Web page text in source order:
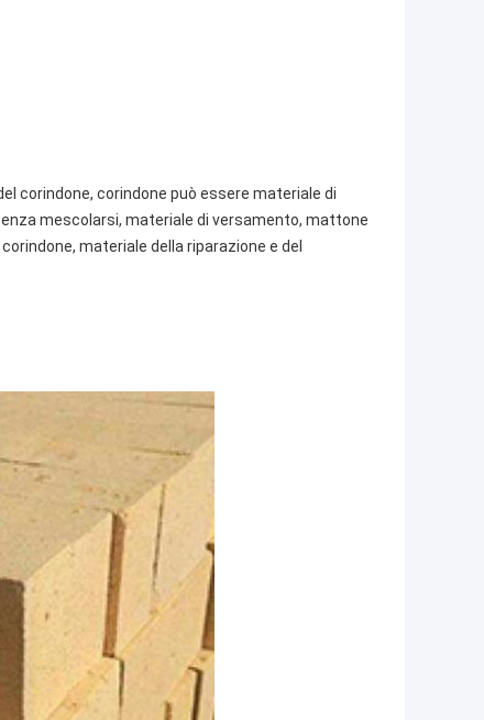
corindone, corindone può essere materiale di
mescolarsi, materiale di versamento, mattone
materiale della riparazione e del